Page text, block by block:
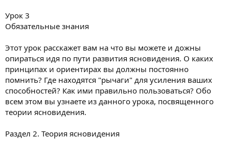
Урок 3
Обязательные знания
Этот урок расскажет вам на что вы можете и дожны
опираться идя по пути развития ясновидения. О каких
принципах и ориентирах вы должны постоянно
помнить? Где находятся "рычаги" для усиления ваших
способностей? Как ими правильно пользоваться? Обо
всем этом вы узнаете из данного урока, посвященного
теории ясновидения.
Раздел 2. Теория ясновидения